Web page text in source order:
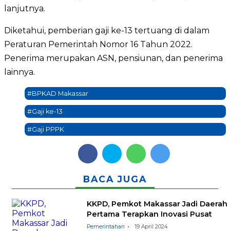
lanjutnya.
Diketahui, pemberian gaji ke-13 tertuang di dalam
Peraturan Pemerintah Nomor 16 Tahun 2022.
Penerima merupakan ASN, pensiunan, dan penerima
lainnya.
#BPKAD Makassar
#Gaji ke-13
#Gaji PPPK
BACA JUGA
KKPD, Pemkot Makassar Jadi Daerah
Pertama Terapkan Inovasi Pusat
Pemerintahan 19 April 2024